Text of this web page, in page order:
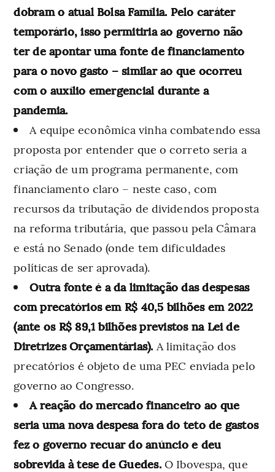
dobram o atual Bolsa Família. Pelo caráter
temporário, isso permitiria ao governo não
ter de apontar uma fonte de financiamento
para o novo gasto – similar ao que ocorreu
com o auxílio emergencial durante a
pandemia.
A equipe econômica vinha combatendo essa
proposta por entender que o correto seria a
criação de um programa permanente, com
financiamento claro – neste caso, com
recursos da tributação de dividendos proposta
na reforma tributária, que passou pela Câmara
e está no Senado (onde tem dificuldades
políticas de ser aprovada).
Outra fonte é a da limitação das despesas
com precatórios em R$ 40,5 bilhões em 2022
(ante os R$ 89,1 bilhões previstos na Lei de
Diretrizes Orçamentárias). A limitação dos
precatórios é objeto de uma PEC enviada pelo
governo ao Congresso.
A reação do mercado financeiro ao que
seria uma nova despesa fora do teto de gastos
fez o governo recuar do anúncio e deu
sobrevida à tese de Guedes.O Ibovespa, que